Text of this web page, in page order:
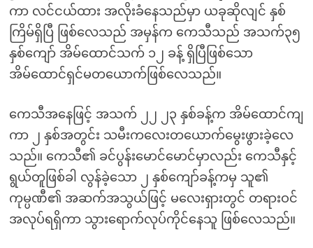
ကာ လင်ငယ်ထား အလိုးခံနေသည်မှာ ယခုဆိုလျင် နှစ်
ကြိမ်ရှိပြီ ဖြစ်လေသည် အမှန်က ကေသီသည် အသက်၃၅
နှစ်ကျော် အိမ်ထောင်သက် ၁၂ ခန့် ရှိပြီဖြစ်သော
အိမ်ထောင်ရှင်မတယောက်ဖြစ်လေသည်။
ကေသီအနေဖြင့် အသက် ၂၂ ၂၃ နှစ်ခန့်က အိမ်ထောင်ကျ
ကာ ၂ နှစ်အတွင်း သမီးကလေးတယောက်မွေးဖွားခဲ့လေ
သည်။ ကေသီ၏ ခင်ပွန်းမောင်မောင်မှာလည်း ကေသီနှင့်
ရွယ်တူဖြစ်ခါ လွန်ခဲ့သော ၂ နှစ်ကျော်ခန့်ကမှ သူ၏
ကုမ္ပဏီ၏ အဆက်အသွယ်ဖြင့် မလေးရှားတွင် တရားဝင်
အလုပ်ရရှိကာ သွားရောက်လုပ်ကိုင်နေသူ ဖြစ်လေသည်။